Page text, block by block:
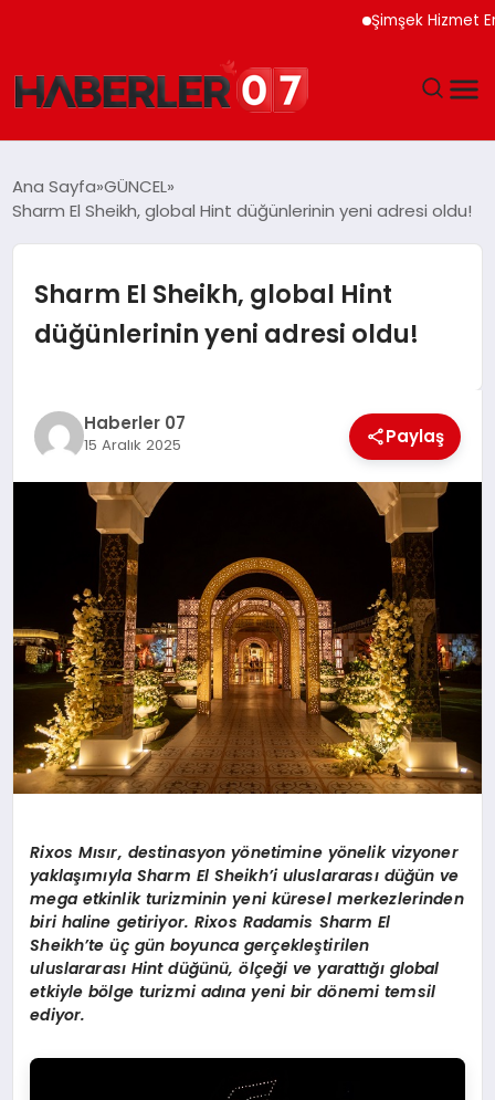
Şimşek Hizmet
YAŞAM
SPOR
EĞITIM
MAGAZIN
Ana Sayfa GÜNCEL
Sharm El Sheikh, global Hint düğünlerinin yeni adresi oldu!
Sharm El Sheikh, global Hint
düğünlerinin yeni adresi oldu!
Haberler 07
15 Aralık 2025 Paylaş
Rixos Mısır, destinasyon yönetimine yönelik vizyoner
yaklaşımıyla Sharm El Sheikh’i uluslararası düğün ve
mega etkinlik turizminin yeni küresel merkezlerinden
biri haline getiriyor. Rixos Radamis Sharm El
Sheikh’te üç gün boyunca gerçekleştirilen
uluslararası Hint düğünü,ölçeği ve yarattığı global
etkiyle bölge turizmi adına yeni bir dönemi temsil
ediyor.